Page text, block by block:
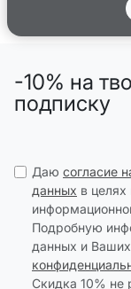
-10% на
подписку
Даю согласие
данных в
Подробную
данных и
Скидка 10% не